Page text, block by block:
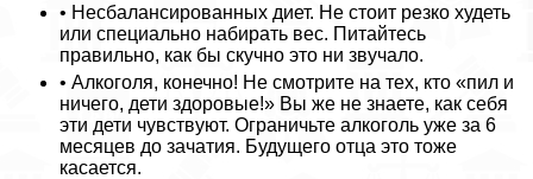
• Несбалансированных диет. Не стоит резко худеть
или специально набирать вес. Питайтесь
правильно, как бы скучно это ни звучало.
• Алкоголя, конечно! Не смотрите на тех, кто «пил и
ничего, дети здоровые!» Вы же не знаете, как себя
эти дети чувствуют. Ограничьте алкоголь уже за 6
месяцев до зачатия. Будущего отца это тоже
касается.